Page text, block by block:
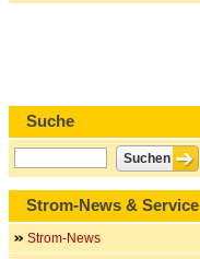
Suche
Strom-News & Service
Strom-News